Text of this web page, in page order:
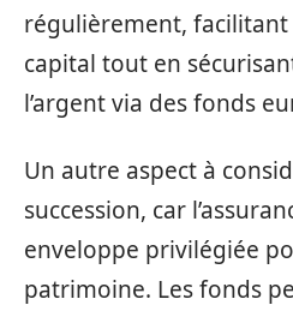
régulièrement, facilitant
capital tout en
l’argent via des fonds
Un autre aspect à
succession, car
enveloppe privilégiée
patrimoine. Les fonds